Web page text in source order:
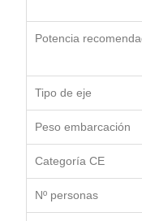
Potencia
Tipo de eje
Peso embarcación
Categoría CE
Nº personas